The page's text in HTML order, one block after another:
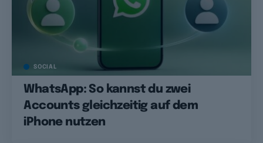
SOCIAL
WhatsApp: So kannst du zwei
Accounts gleichzeitig auf dem
iPhone nutzen